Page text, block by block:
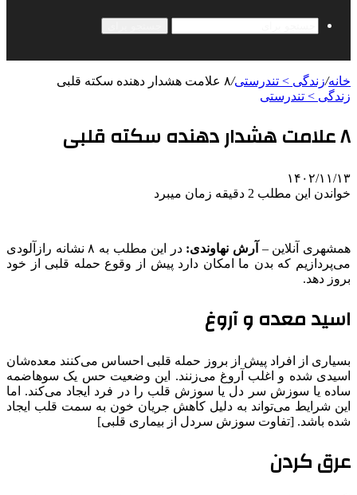
خانه/زندگی > تندرستی/۸ علامت هشدار دهنده سکته قلبی
زندگی > تندرستی
۸ علامت هشدار دهنده سکته قلبی
۱۴۰۲/۱۱/۱۳
خواندن این مطلب 2 دقیقه زمان میبرد
همشهری آنلاین – آرش نهاوندی:
در این مطلب به ۸ نشانه‌ رازآلودی
می‌پردازیم که بدن ما امکان دارد پیش از وقوع حمله قلبی از خود
بروز دهد.
اسید معده و آروغ
بسیاری از افراد پیش از بروز حمله قلبی احساس می‌کنند معده‌شان
اسیدی شده و اغلب آروغ می‌زنند. این وضعیت حس یک سوهاضمه
ساده یا سوزش سر دل یا سوزش قلب را در فرد ایجاد می‌کند. اما
این شرایط می‌تواند به دلیل کاهش جریان خون به سمت قلب ایجاد
شده باشد. [تفاوت سوزش سردل از بیماری قلبی]
عرق کردن